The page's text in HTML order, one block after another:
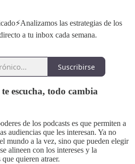
las estrategias de los
a tu inbox cada semana.
Suscribirse
escucha, todo cambia
de los podcasts es que permiten a
audiencias que les interesan. Ya no
mundo a la vez, sino que pueden elegir
alineen con los intereses y la
quieren atraer.